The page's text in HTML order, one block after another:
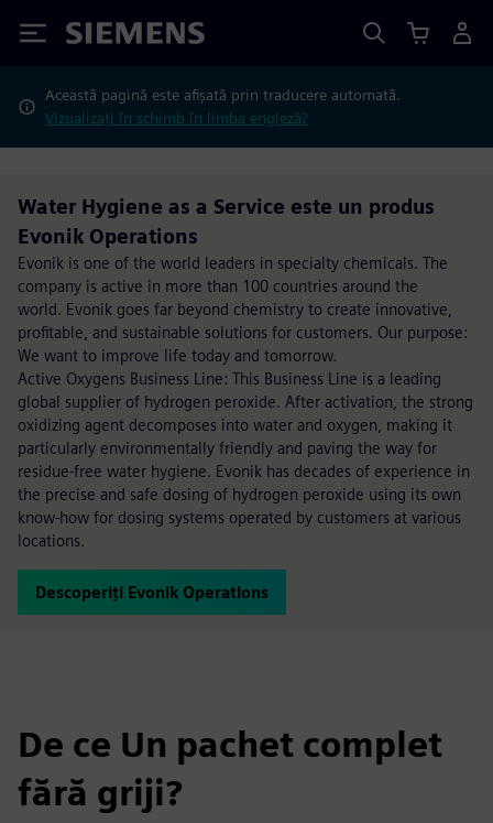
Siemens
Această pagină este afișată prin traducere automată.
Vizualizați în schimb în limba engleză?
Water Hygiene as a Service este un produs
Evonik Operations
Evonik is one of the world leaders in specialty chemicals. The
company is active in more than 100 countries around the
world. Evonik goes far beyond chemistry to create innovative,
profitable, and sustainable solutions for customers. Our purpose:
We want to improve life today and tomorrow.
Active Oxygens Business Line: This Business Line is a leading
global supplier of hydrogen peroxide. After activation, the strong
oxidizing agent decomposes into water and oxygen, making it
particularly environmentally friendly and paving the way for
residue-free water hygiene. Evonik has decades of experience in
the precise and safe dosing of hydrogen peroxide using its own
know-how for dosing systems operated by customers at various
locations.
Descoperiți Evonik Operations
De ce Un pachet complet
fără griji?